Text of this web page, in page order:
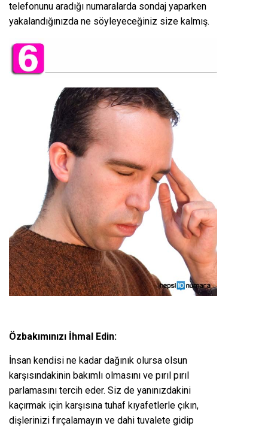
telefonunu aradığı numaralarda sondaj yaparken
yakalandığınızda ne söyleyeceğiniz size kalmış.
Özbakımınızı İhmal Edin:
İnsan kendisi ne kadar dağınık olursa olsun
karşısındakinin bakımlı olmasını ve pırıl pırıl
parlamasını tercih eder. Siz de yanınızdakini
kaçırmak için karşısına tuhaf kıyafetlerle çıkın,
dişlerinizi fırçalamayın ve dahi tuvalete gidip